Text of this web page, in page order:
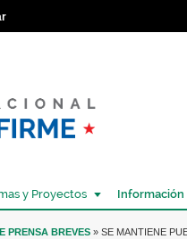
y Proyectos Información
PRENSA BREVES » SE MANTIENE